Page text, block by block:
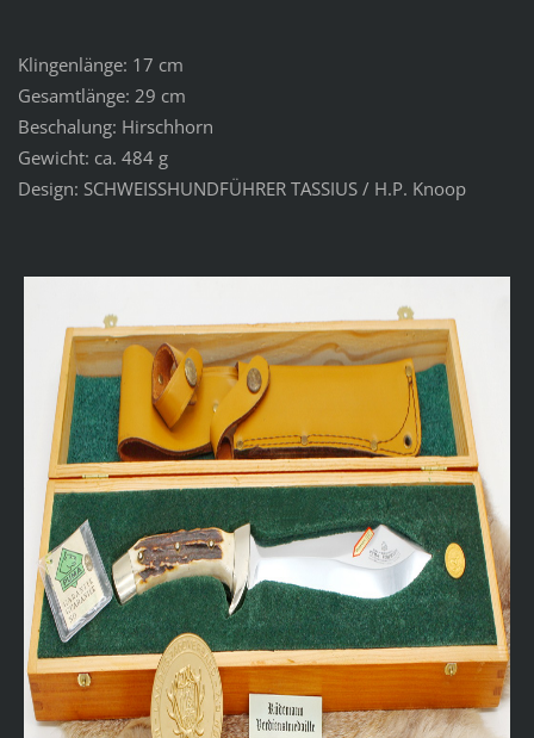
Klingenlänge: 17 cm
Gesamtlänge: 29 cm
Beschalung: Hirschhorn
Gewicht: ca. 484 g
Design: SCHWEISSHUNDFÜHRER TASSIUS / H.P. Knoop